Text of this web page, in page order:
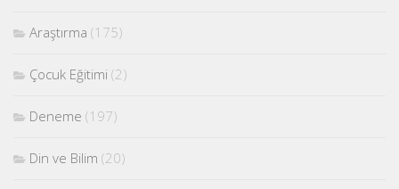
Araştırma (175)
Çocuk Eğitimi (2)
Deneme (197)
Din ve Bilim (20)